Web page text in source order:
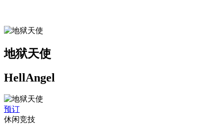
地狱天使
HellAngel
预订
休闲竞技